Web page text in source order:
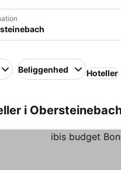
Beliggenhed Hoteller
i